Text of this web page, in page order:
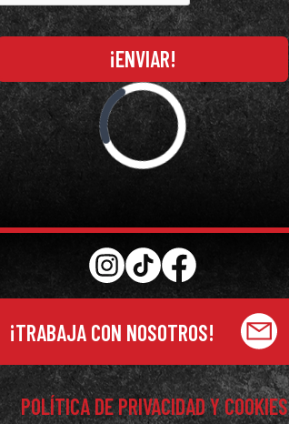
¡ENVIAR!
Loading...
¡TRABAJA CON NOSOTROS!
POLÍTICA DE PRIVACIDAD Y COOKIES